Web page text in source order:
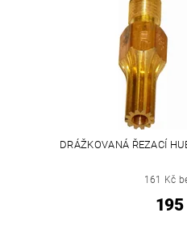
DRÁŽKOVANÁ ŘEZACÍ
161 Kč
195